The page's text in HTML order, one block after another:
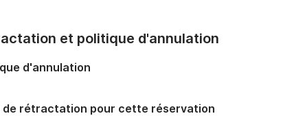
et politique d'annulation
d'annulation
de rétractation pour cette réservation